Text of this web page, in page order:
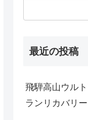
最近の投稿
飛騨高山ウル
ランリカバリ